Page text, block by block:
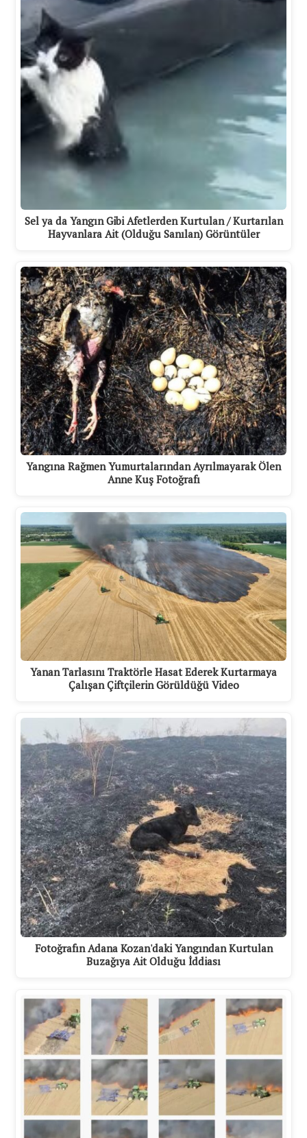
Sel ya da Yangın Gibi Afetlerden Kurtulan / Kurtarılan
Hayvanlara Ait (Olduğu Sanılan) Görüntüler
Yangına Rağmen Yumurtalarından Ayrılmayarak Ölen
Anne Kuş Fotoğrafı
Yanan Tarlasını Traktörle Hasat Ederek Kurtarmaya
Çalışan Çiftçilerin Görüldüğü Video
Fotoğrafın Adana Kozan'daki Yangından Kurtulan
Buzağıya Ait Olduğu İddiası